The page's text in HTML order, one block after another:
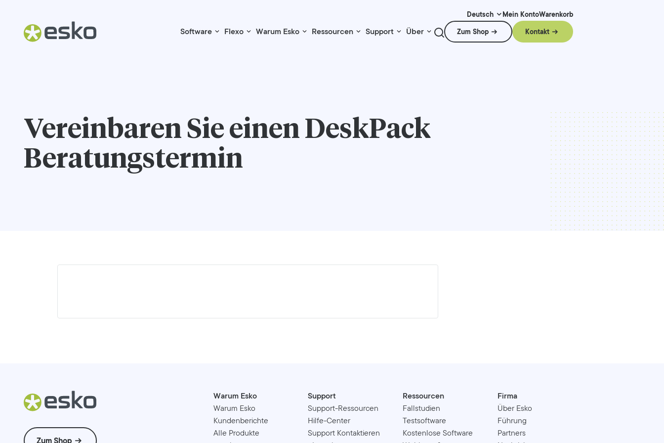
Deutsch Mein KontoWarenkorb
Software Flexo Warum Esko Ressourcen Support Über Zum Shop Kontakt
Vereinbaren Sie einen DeskPack
Beratungstermin
Warum Esko
Warum Esko
Kundenberichte
Alle Produkte
Support
Support-Ressourcen
Hilfe-Center
Support Kontaktieren
Ressourcen
Fallstudien
Testsoftware
Kostenlose Software
Firma
Über Esko
Führung
Partners